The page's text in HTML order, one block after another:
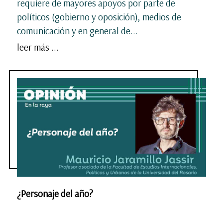
requiere de mayores apoyos por parte de
políticos (gobierno y oposición), medios de
comunicación y en general de...
leer más ...
¿Personaje del año?